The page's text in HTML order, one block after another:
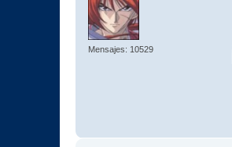
Mensajes: 10529